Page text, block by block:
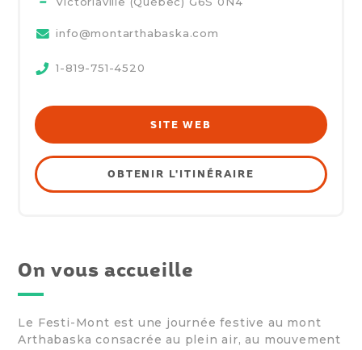
info@montarthabaska.com
1-819-751-4520
SITE WEB
OBTENIR L'ITINÉRAIRE
On vous accueille
Le Festi-Mont est une journée festive au mont
Arthabaska consacrée au plein air, au mouvement